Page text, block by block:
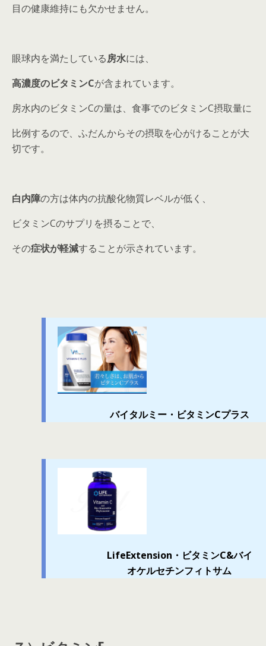
目の健康維持にも欠かせません。
眼球内を満たしている房水には、
高濃度のビタミンCが含まれています。
房水内のビタミンCの量は、食事でのビタミンC摂取量に
比例するので、ふだんからその摂取を心がけることが大
切です。
白内障の方は体内の抗酸化物質レベルが低く、
ビタミンCのサプリを摂ることで、
その症状が軽減することが示されています。
バイタルミー・ビタミンCプラス
LifeExtension・ビタミンC&バイ
オケルセチンフィトサム